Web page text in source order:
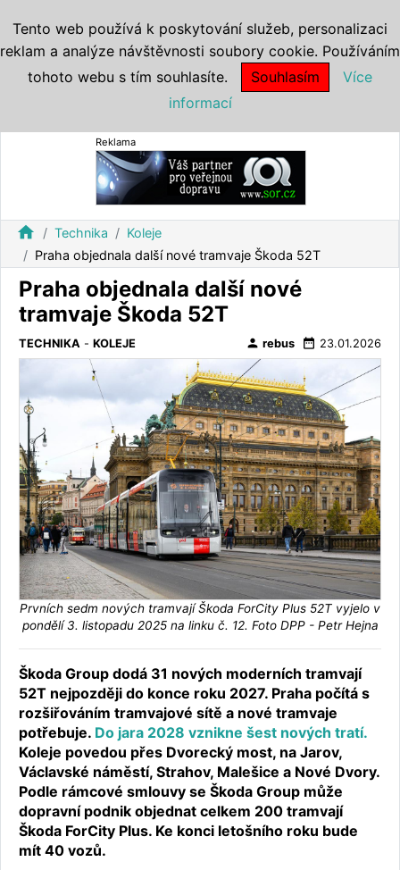
Reklama
home Technika
Koleje
Praha objednala další nové tramvaje Škoda 52T
Praha objednala další nové
tramvaje Škoda 52T
TECHNIKA - KOLEJE person rebus date_range 23.01.2026
Prvních sedm nových tramvají Škoda ForCity Plus 52T vyjelo v
pondělí 3. listopadu 2025 na linku č. 12. Foto DPP - Petr Hejna
Škoda Group dodá 31 nových moderních tramvají
52T nejpozději do konce roku 2027. Praha počítá s
rozšiřováním tramvajové sítě a nové tramvaje
potřebuje. Do jara 2028 vznikne šest nových tratí.
Koleje povedou přes Dvorecký most, na Jarov,
Václavské náměstí, Strahov, Malešice a Nové Dvory.
Podle rámcové smlouvy se Škoda Group může
dopravní podnik objednat celkem 200 tramvají
Škoda ForCity Plus. Ke konci letošního roku bude
mít 40 vozů.
Tento web používá k poskytování služeb, personalizaci
reklam a analýze návštěvnosti soubory cookie. Používáním
tohoto webu s tím souhlasíte.
Souhlasím
Více
informací